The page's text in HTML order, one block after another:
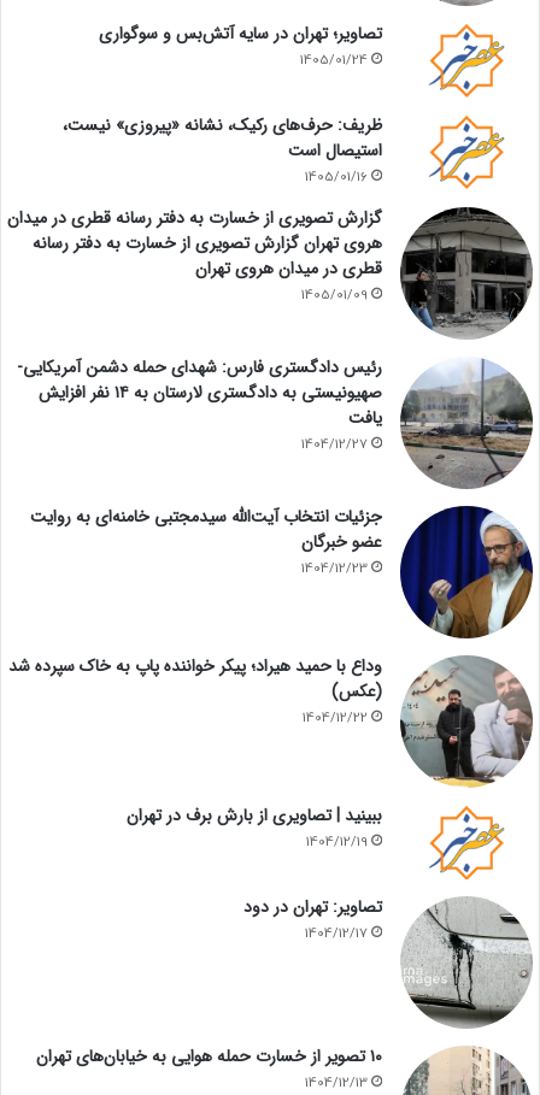
تصاویر؛ تهران در سایه آتش‌بس و سوگواری
1405/01/24
ظریف: حرف‌های رکیک، نشانه «پیروزی» نیست،
استیصال است
1405/01/16
گزارش تصویری از خسارت به دفتر رسانه قطری در میدان
هروی تهران گزارش تصویری از خسارت به دفتر رسانه
قطری در میدان هروی تهران
1405/01/09
رئیس دادگستری فارس: شهدای حمله دشمن آمریکایی-
صهیونیستی به دادگستری لارستان به ۱۴ نفر افزایش
یافت
1404/12/27
جزئیات انتخاب آیت‌الله سیدمجتبی خامنه‌ای به روایت
عضو خبرگان
1404/12/23
وداع با حمید هیراد؛ پیکر خواننده پاپ به خاک سپرده شد
(عکس)
1404/12/22
ببینید | تصاویری از بارش برف در تهران
1404/12/19
تصاویر: تهران در دود
1404/12/17
۱۰ تصویر از خسارت حمله هوایی به خیابان‌های تهران
1404/12/13